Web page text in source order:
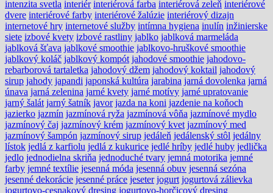
intenzita svetla interiér interiérová farba interiérová zeleň interiérové
dvere interiérové farby interiérové žalúzie interiérový dizajn
internetové hry internetové služby intímna hygiena inulín inžinierske
siete izbové kvety izbové rastliny jablko jablková marmeláda
jablková šťava jablkové smoothie jablkovo-hruškové smoothie
jablkový koláč jablkový kompót jahodové smoothie jahodovo-
rebarborová tartaletka jahodový džem jahodový koktail jahodový
sirup jahody japandi japonská kultúra jarabina jarná dovolenka jarná
únava jarná zelenina jarné kvety jarné motívy jarné upratovanie
jarný šalát jarný šatník javor jazda na koni jazdenie na koňoch
jazierko jazmín jazmínová ryža jazmínová vôňa jazmínové mydlo
jazmínový čaj jazmínový krém jazmínový kvet jazmínový med
jazmínový šampón jazmínový sirup jedáleň jedálenský stôl jedálny
lístok jedlá z karfiolu jedlá z kukurice jedlé hríby jedlé huby jedlička
jedlo jednodielna skriňa jednoduché tvary jemná motorika jemné
farby jemné textílie jesenná móda jesenná obuv jesenná sezóna
jesenné dekorácie jesenné práce jeseter jogurt jogurtová zálievka
jogurtovo-cesnakový dresing jogurtovo-horčicový dresing